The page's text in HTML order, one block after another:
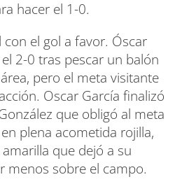
hacer el 1-0.
el gol a favor. Óscar
2-0 tras pescar un balón
pero el meta visitante
Oscar García finalizó
que obligó al meta
plena acometida rojilla,
que dejó a su
menos sobre el campo.